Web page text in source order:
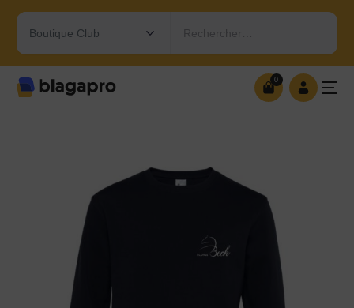
Rechercher…
0